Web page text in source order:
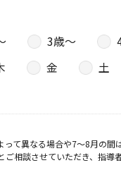
3歳〜
金
土
て異なる場合や7～8月の間
相談させていただき、指導者